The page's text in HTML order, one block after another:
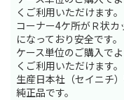
くご利用いただけます。
コーナー4ケ所がＲ状カ
になっており安全です。
ケース単位のご購入で
くご利用いただけます。
生産日本社（セイニチ
純正品です。